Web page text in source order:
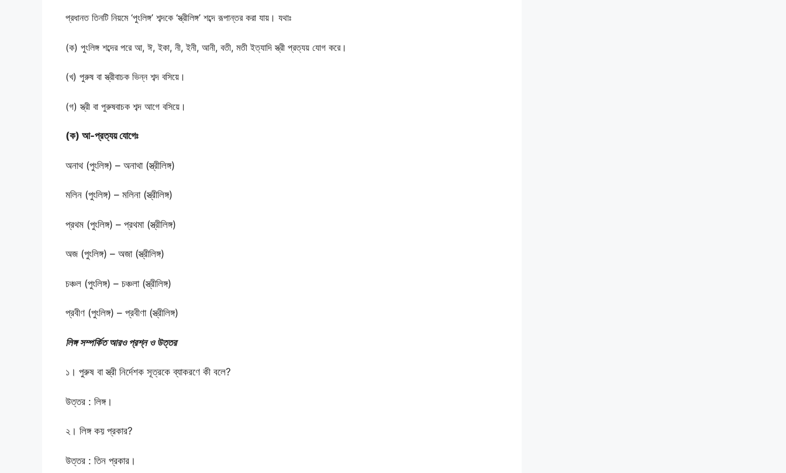
প্রধানত তিনটি নিয়মে ‘পুংলিঙ্গ’ শব্দকে ‘স্ত্রীলিঙ্গ’ শব্দে রূপান্তর করা যায়। যথাঃ
(ক) পুংলিঙ্গ শব্দের পরে আ, ঈ, ইকা, নী, ইনী, আনী, বতী, মতী ইত্যাদি স্ত্রী প্রত্যয় যোগ করে।
(খ) পুরুষ বা স্ত্রীবাচক ভিন্ন শব্দ বসিয়ে।
(গ) স্ত্রী বা পুরুষবাচক শব্দ আগে বসিয়ে।
(ক) আ-প্রত্যয় যোগেঃ
অনাথ (পুংলিঙ্গ) – অনাথা (স্ত্রীলিঙ্গ)
মলিন (পুংলিঙ্গ) – মলিনা (স্ত্রীলিঙ্গ)
প্রথম (পুংলিঙ্গ) – প্রথমা (স্ত্রীলিঙ্গ)
অজ (পুংলিঙ্গ) – অজা (স্ত্রীলিঙ্গ)
চঞ্চল (পুংলিঙ্গ) – চঞ্চলা (স্ত্রীলিঙ্গ)
প্রবীণ (পুংলিঙ্গ) – প্রবীণা (স্ত্রীলিঙ্গ)
লিঙ্গ সম্পর্কিত আরও প্রশ্ন ও উত্তর
১। পুরুষ বা স্ত্রী নির্দেশক সূত্রকে ব্যাকরণে কী বলে?
উত্তর : লিঙ্গ।
২। লিঙ্গ কয় প্রকার?
উত্তর : তিন প্রকার।